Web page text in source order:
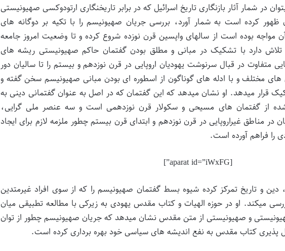
در شمار آثار بازنگاری تاریخ اسرائیل که در برابر تاریخنگاری ارتودوکسی صهیونیستی
ظهور کرده است به شمار آورد، بررسی جریان صهیونیسم را با تکیه بر دوگانه های
مواجه بوده است از سالهای واپسین قرن نوزده شروع کرده و تا وضعیت امروز جامعه
تلاش دارد با تشکیک در مبانی و مطلق بودن گفتمان حاکم صهیونیستی ریشه های
متفاوت در قبال سرنوشت یهودیان اروپایی در قرن نوزدهم و بیستم را تا سالیان دور
مختلف و با ادله های گوناگون از اسطوره ای بودن مبانی صهیونیسم سخن گفته و
قرار میدهد. او نشان میدهد که این گفتمان که در اصل به عنوان گفتمانی دینی به
از گفتمان های مسیحی و سکولار قرن نوزدهمی است و سه عنصر ملی گرایی،
در مناطق غیراروپایی در قرن نوزدهم و ابتدای قرن بیستم چطور ملزمه لازم برای ایجاد
را فراهم آورده است.
[aparat id=”iWxFG”]
دین و تاریخ تمرکز کرده شیوه بسط گفتمان صهیونیسم را که از سوی افراد غیرمتدین
میکند. او در حوزه الهیات و کتاب مقدس یهودی به زیرکی با مطالعه تطبیقی میان
و صهیونیستی از متن مقدس نشان میدهد که جریان صهیونیسم چطور از توان
پذیری کتاب مقدس به نفع اندیشه های سیاسی خود بهره برداری کرده است.